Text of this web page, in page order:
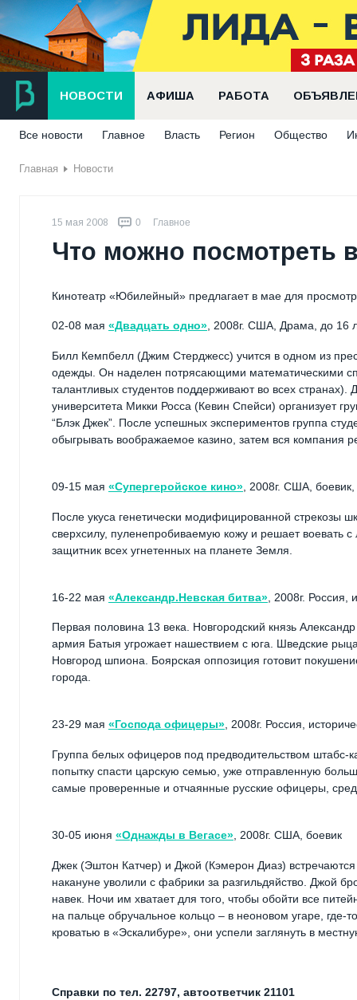
НОВОСТИ АФИША РАБОТА
Все новости Главное Власть Регион Общество
Главная Новости
15 мая 2008 0 Главное
Что можно посмотреть
Кинотеатр «Юбилейный» предлагает в мае для
02-08 мая «Двадцать одно», 2008г. США, Драма, до 16
Билл Кемпбелл (Джим Стерджесс) учится в одном из
одежды. Он наделен потрясающими математическими
талантливых студентов поддерживают во всех странах).
университета Микки Росса (Кевин Спейси) организует
“Блэк Джек”. После успешных экспериментов группа
обыгрывать воображаемое казино, затем вся компания
09-15 мая «Супергеройское кино» , 2008г. США,
После укуса генетически модифицированной стрекозы
сверхсилу, пуленепробиваемую кожу и решает
защитник всех угнетенных на планете Земля.
16-22 мая «Александр.Невская битва» , 2008г.
Первая половина 13 века. Новгородский князь
армия Батыя угрожает нашествием с юга. Шведские
Новгород шпиона. Боярская оппозиция готовит
города.
23-29 мая «Господа офицеры», 2008г. Россия,
Группа белых офицеров под предводительством
попытку спасти царскую семью, уже отправленную
самые проверенные и отчаянные русские офицеры,
30-05 июня «Однажды в Вегасе» , 2008г. США, боевик
Джек (Эштон Катчер) и Джой (Кэмерон Диаз)
накануне уволили с фабрики за разгильдяйство. Джой
навек. Ночи им хватает для того, чтобы обойти все
на пальце обручальное кольцо – в неоновом угаре,
кроватью в «Эскалибуре», они успели заглянуть в
Справки по тел. 22797, автоответчик 21101